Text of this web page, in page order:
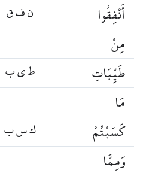
ن ف ق أَنْفِقُوا
مِنْ
ط ي ب طَيِّبَاتِ
مَا
ك س ب كَسَبْتُمْ
وَمِمَّا